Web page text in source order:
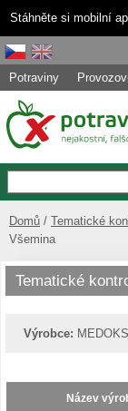
Stáhněte si mobilní
Potraviny
Domů Tematické
Všemina
Tematické
Výrobce:
Název